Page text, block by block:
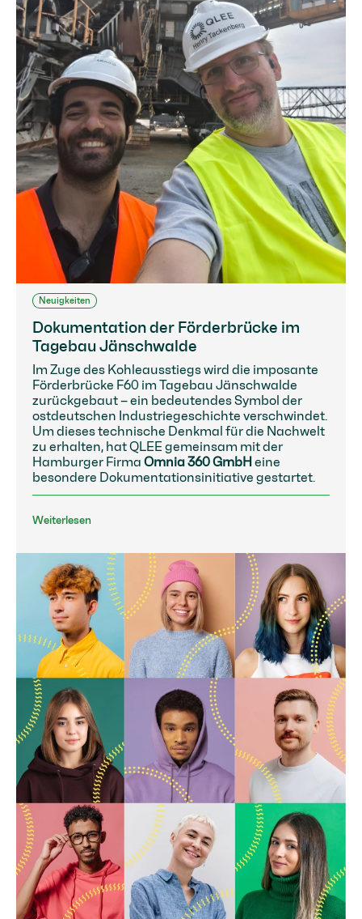
Neuigkeiten
Dokumentation der Förderbrücke im
Tagebau Jänschwalde
Im Zuge des Kohleausstiegs wird die imposante
Förderbrücke F60 im Tagebau Jänschwalde
zurückgebaut – ein bedeutendes Symbol der
ostdeutschen Industriegeschichte verschwindet.
Um dieses technische Denkmal für die Nachwelt
zu erhalten, hat QLEE gemeinsam mit der
Hamburger Firma Omnia 360 GmbH eine
besondere Dokumentationsinitiative gestartet.
Weiterlesen